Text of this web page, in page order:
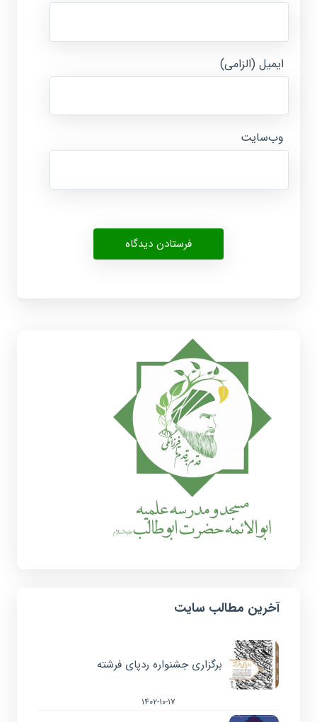
ایمیل (الزامی)
وب‌سایت
آخرین مطالب سایت
برگزاری جشنواره ردپای فرشته
۱۴۰۲-۱۰-۱۷